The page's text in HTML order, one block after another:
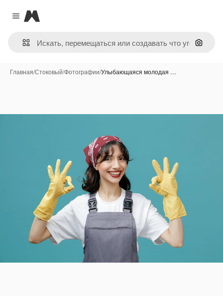
Close menu
Magnific
Поиск
Главная/Стоковый/Фотографии/Улыбающаяся молодая …